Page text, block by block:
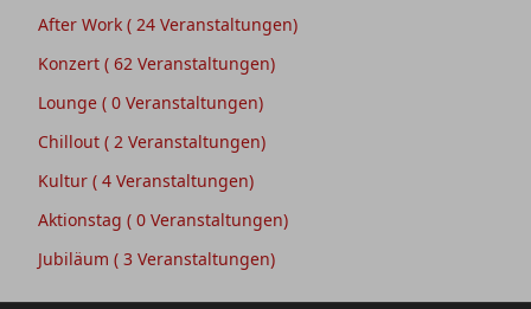
After Work ( 24 Veranstaltungen)
Konzert ( 62 Veranstaltungen)
Lounge ( 0 Veranstaltungen)
Chillout ( 2 Veranstaltungen)
Kultur ( 4 Veranstaltungen)
Aktionstag ( 0 Veranstaltungen)
Jubiläum ( 3 Veranstaltungen)